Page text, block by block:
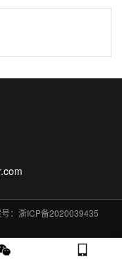
：浙ICP备2020039435